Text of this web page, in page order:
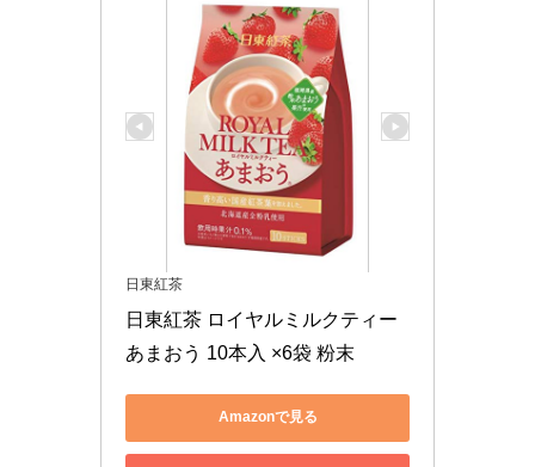
日東紅茶
日東紅茶 ロイヤルミルクティー
あまおう 10本入 ×6袋 粉末
Amazonで見る